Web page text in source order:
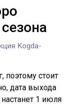
Kogda-
поэтому стоит
дата выхода
1 июля